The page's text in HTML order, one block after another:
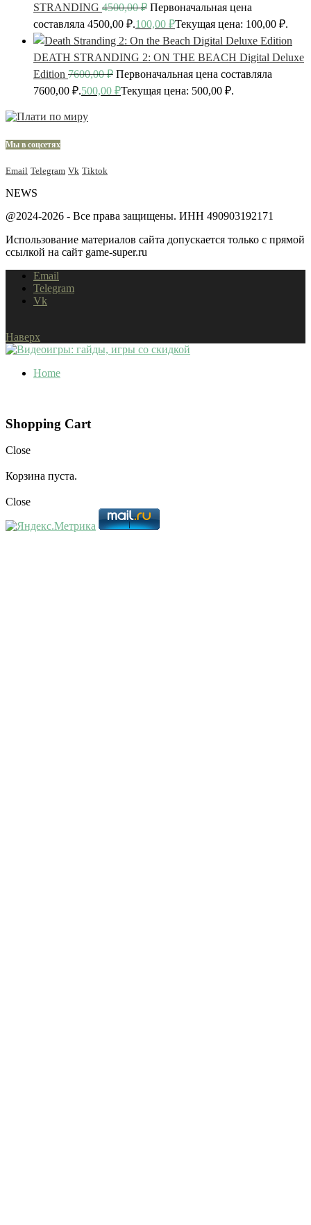
STRANDING 4500,00₽ Первоначальная цена
составляла 4500,00 ₽.100,00 ₽Текущая цена: 100,00 ₽.
DEATH STRANDING 2: ON THE BEACH Digital Deluxe
Edition 7600,00₽ Первоначальная цена составляла
7600,00 ₽.500,00 ₽Текущая цена: 500,00 ₽.
Мы в соцсетях
Email Telegram Vk Tiktok
NEWS
@2024-2026 - Все права защищены. ИНН 490903192171
Использование материалов сайта допускается только с прямой
ссылкой на сайт game-super.ru
Email
Telegram
Vk
Наверх
Home
Shopping Cart
Close
Корзина пуста.
Close